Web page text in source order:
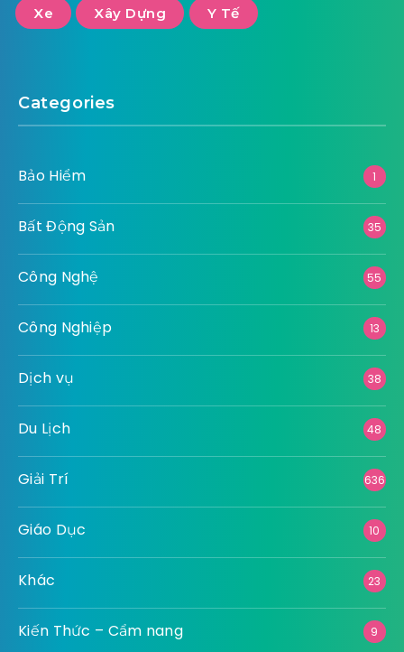
Xe Xây Dựng Y Tế
Categories
Bảo Hiểm 1
Bất Động Sản 35
Công Nghệ 55
Công Nghiệp 13
Dịch vụ 38
Du Lịch 48
Giải Trí 636
Giáo Dục 10
Khác 23
Kiến Thức – Cẩm nang 9